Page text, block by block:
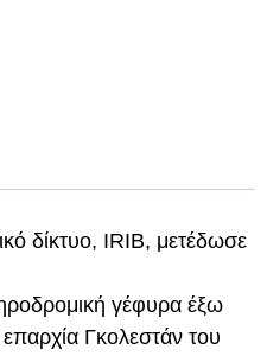
δίκτυο, IRIB, μετέδωσε
γέφυρα έξω
Γκολεστάν του